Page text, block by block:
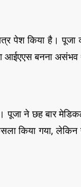
पेश किया है।
आईएएस बनना असंभव
ने छह बार
गया, लेकिन